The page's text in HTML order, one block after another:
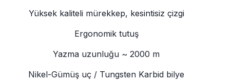
Yüksek kaliteli mürekkep, kesintisiz çizgi
Ergonomik tutuş
Yazma uzunluğu ~ 2000 m
Nikel-Gümüş uç / Tungsten Karbid bilye